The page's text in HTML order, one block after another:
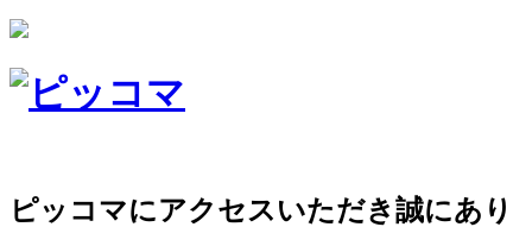
ピッコマにアクセスいただき誠にあり